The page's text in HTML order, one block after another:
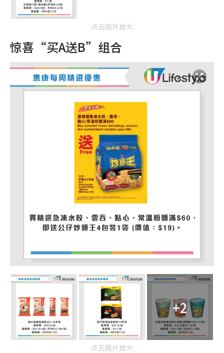
点击图片放大
惊喜“买A送B”组合
+2
点击图片放大